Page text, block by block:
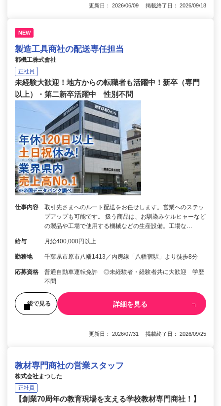
更新日： 2026/06/09 掲載終了日： 2026/09/18
NEW
製造工具商社の配送専任担当
都機工株式會社
正社員
未経験大歓迎！地方からの転職者も活躍中！新卒（専門
以上）・第二新卒活躍中 性別不問
仕事内容
取引先さまへのルート配送をお任せします。営業へのステッ
プアップも可能です。 扱う商品は、お馴染みケルヒャーなど
の製品や工場で使用する機械などの生産設備。工場な…
給与 月給400,000円以上
勤務地 千葉県市原市八幡1413／内房線「八幡宿駅」より徒歩8分
応募資格
普通自動車運転免許 ◎未経験者・経験者共に大歓迎 学歴
不問
後で見る 詳細を見る
更新日： 2026/07/31 掲載終了日： 2026/09/25
教材専門商社の営業スタッフ
株式会社まつした
正社員
【創業70周年の教育現場を支える学校教材専門商社！】